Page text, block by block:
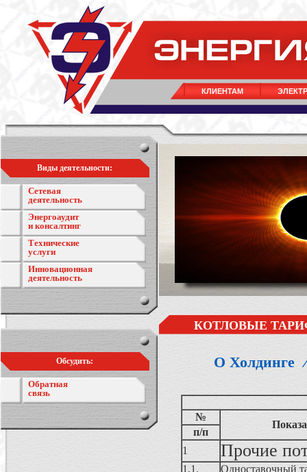
КЛИЕНТАМ
Виды деятельности:
Сетевая
деятельность
Энергоаудит
и консалтинг
Технические
услуги
Инновационная
деятельность
Обсудить:
Обратная
связь
КОТЛОВЫЕ
О Холдинге
№
п/п
1
Прочие
1.1.
Одноставочный